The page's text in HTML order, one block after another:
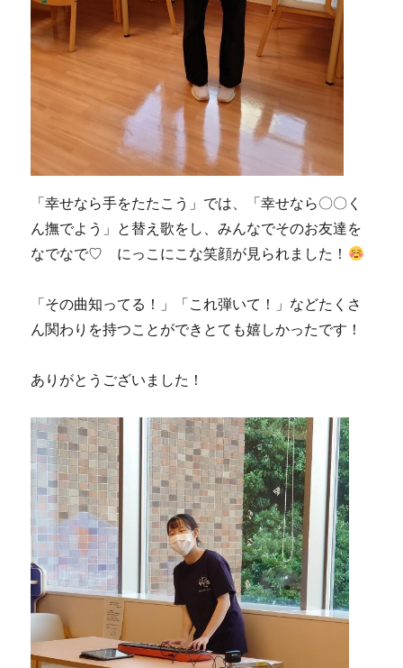
「幸せなら手をたたこう」では、「幸せなら〇〇く
ん撫でよう」と替え歌をし、みんなでそのお友達を
なでなで♡ にっこにこな笑顔が見られました！
「その曲知ってる！」「これ弾いて！」などたくさ
ん関わりを持つことができとても嬉しかったです！
ありがとうございました！